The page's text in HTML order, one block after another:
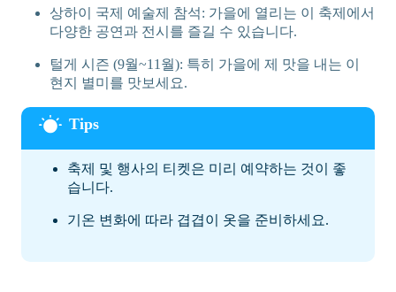
상하이 국제 예술제 참석: 가을에 열리는 이 축제에서
다양한 공연과 전시를 즐길 수 있습니다.
털게 시즌 (9월~11월): 특히 가을에 제 맛을 내는 이
현지 별미를 맛보세요.
축제 및 행사의 티켓은 미리 예약하는 것이 좋
습니다.
기온 변화에 따라 겹겹이 옷을 준비하세요.